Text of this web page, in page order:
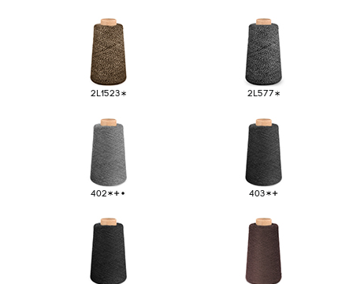
Origins
2L1523 2L577
402 403